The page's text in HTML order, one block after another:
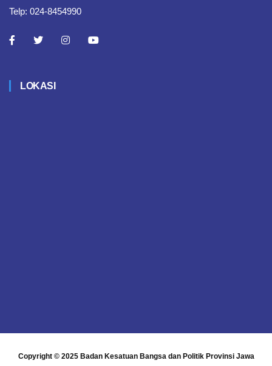
Telp: 024-8454990
LOKASI
Copyright © 2025 Badan Kesatuan Bangsa dan Politik Provinsi Jawa